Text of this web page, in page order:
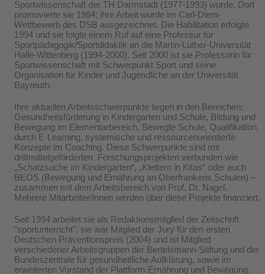
Sportwissenschaft der TH Darmstadt (1977-1993) wurde. Dort
promovierte sie 1984; ihre Arbeit wurde im Carl-Diem-
Wettbewerb des DSB ausgezeichnet. Die Habilitation erfolgte
1994 und sie folgte einem Ruf auf eine Professur für
Sportpädagogik/Sportdidaktik an die Martin-Luther-Universität
Halle-Wittenberg (1994-2000). Seit 2000 ist sie Professorin für
Sportwissenschaft mit Schwerpunkt Sport und seine
Organisation für Kinder und Jugendliche an der Universität
Bayreuth.
Ihre aktuellen Arbeitsschwerpunkte liegen in den Bereichen:
Gesundheitsförderung in Kindergarten und Schule, Bildung und
Bewegung im Elementarbereich, Bewegte Schule, Qualifikation
durch E-Learning, systemische und ressourcenorientierte
Konzepte im Coaching. Diese Schwerpunkte sind mit
drittmittelgeförderten Forschungsprojekten verbunden wie
„Schatzsuche im Kindergarten“, „Klettern in Kitas“ oder auch
BEOS (Bewegung und Ernährung an Oberfrankens Schulen) –
zusammen mit dem Arbeitsbereich von Prof. Dr. Nagel.
Mehrere Mitarbeiter/innen werden über diese Projekte finanziert.
Seit 1994 arbeitet sie als Redaktionsmitglied der Zeitschrift
"sportunterricht", sie war Mitglied der Jury für den ersten
Deutschen Präventionspreis (2004) und ist Mitglied
verschiedener Arbeitsgruppen der Bertelsmann-Stiftung und der
Bundeszentrale für gesundheitliche Aufklärung, sowie im
erweiterten Vorstand der Plattform Ernährung und Bewegung.